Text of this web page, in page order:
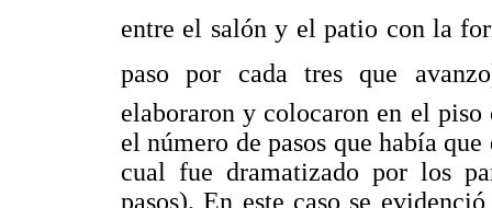
entre el salón y el patio con la
paso por cada tres que
elaboraron y colocaron en el
el número de pasos que había
cual fue dramatizado por los
pasos). En este caso se